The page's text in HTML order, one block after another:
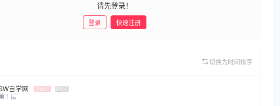
请先登录！
登录 快速注册
切换为时间排序
自学网 Vip3
Lv7
1 层